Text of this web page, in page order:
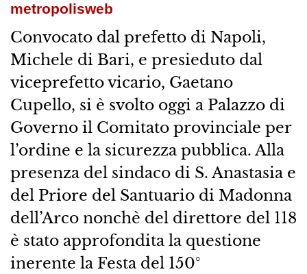
metropolisweb
Convocato dal prefetto di Napoli,
Michele di Bari, e presieduto dal
viceprefetto vicario, Gaetano
Cupello, si è svolto oggi a Palazzo di
Governo il Comitato provinciale per
l’ordine e la sicurezza pubblica. Alla
presenza del sindaco di S. Anastasia e
del Priore del Santuario di Madonna
dell’Arco nonchè del direttore del 118
è stato approfondita la questione
inerente la Festa del 150°